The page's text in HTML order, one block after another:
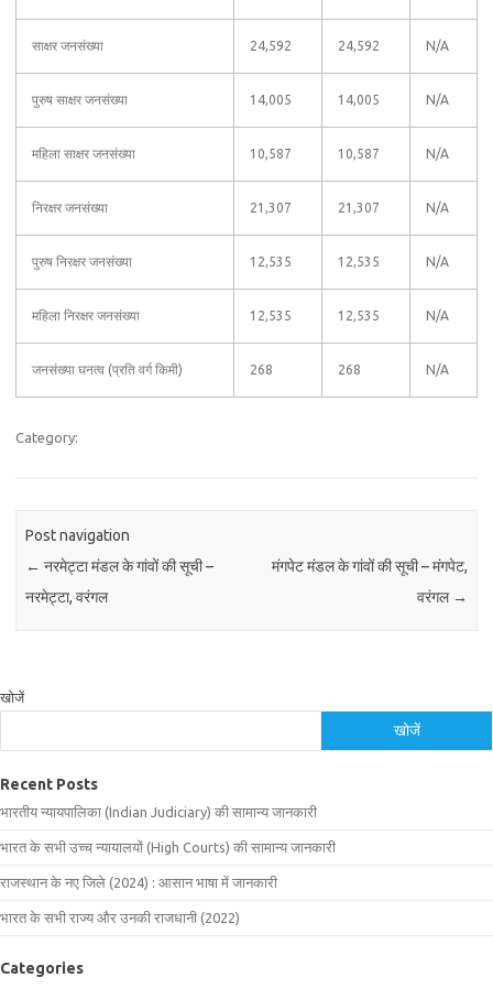
साक्षर जनसंख्या 24,592 24,592 N/A
पुरुष साक्षर जनसंख्या 14,005 14,005 N/A
महिला साक्षर जनसंख्या 10,587 10,587 N/A
निरक्षर जनसंख्या 21,307 21,307 N/A
पुरुष निरक्षर जनसंख्या 12,535 12,535 N/A
महिला निरक्षर जनसंख्या 12,535 12,535 N/A
जनसंख्या घनत्व (प्रति वर्ग किमी) 268 268 N/A
Category:
Post navigation
← नरमेट्टा मंडल के गांवों की सूची –
नरमेट्टा, वरंगल
मंगपेट मंडल के गांवों की सूची – मंगपेट,
वरंगल →
खोजें
खोजें
Recent Posts
भारतीय न्यायपालिका (Indian Judiciary) की सामान्य जानकारी
भारत के सभी उच्च न्यायालयों (High Courts) की सामान्य जानकारी
राजस्थान के नए जिले (2024) : आसान भाषा में जानकारी
भारत के सभी राज्य और उनकी राजधानी (2022)
Categories